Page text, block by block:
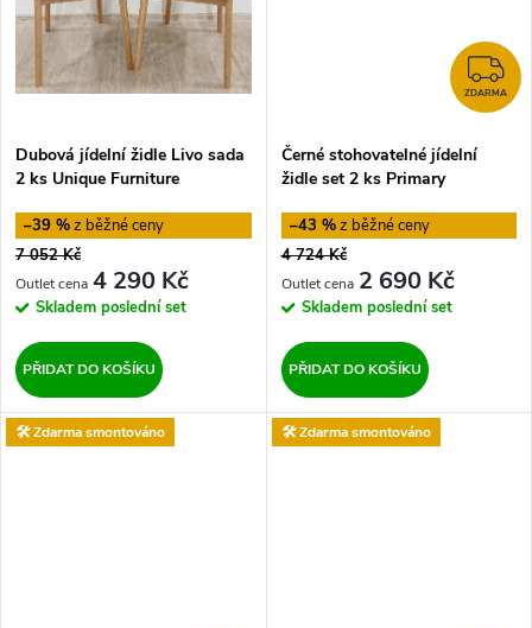
Dubová jídelní židle Livo sada
2 ks Unique Furniture
–39 %
7 052 Kč
4 290 Kč
Skladem poslední set
PŘIDAT DO KOŠÍKU
ZDARMA
Černé stohovatelné jídelní
židle set 2 ks Primary
–43 %
4 724 Kč
2 690 Kč
Skladem poslední set
PŘIDAT DO KOŠÍKU
🛠️ Zdarma smontováno 🛠️ Zdarma smontováno